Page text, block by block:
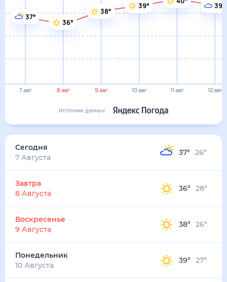
7 авг 8 авг 9 авг 10 авг 11 авг 12 авг
37°
36°
38°
39° 39°
Источник данных
Сегодня
7 Августа
37° 26°
Завтра
8 Августа
36° 28°
Воскресенье
9 Августа
38° 26°
Понедельник
10 Августа
39° 27°